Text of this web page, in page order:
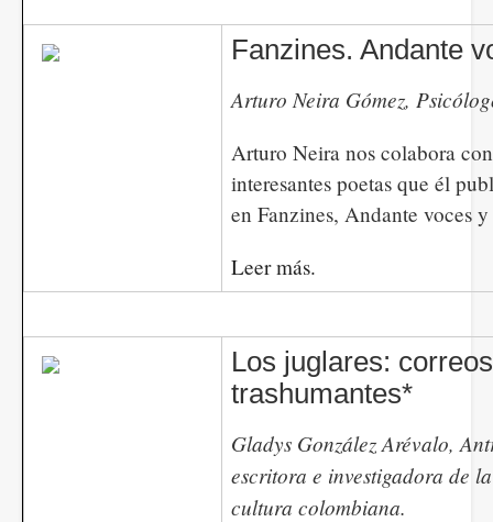
Fanzines. Andante
​​​​​​Arturo Neira Gómez,
Arturo Neira nos colabora
interesantes poetas que él
en Fanzines, Andante voces
Leer más.
Los juglares: correos
trashumantes*
​​​​​​Gladys González Arévalo,
escritora e investigadora de
cultura colombiana.